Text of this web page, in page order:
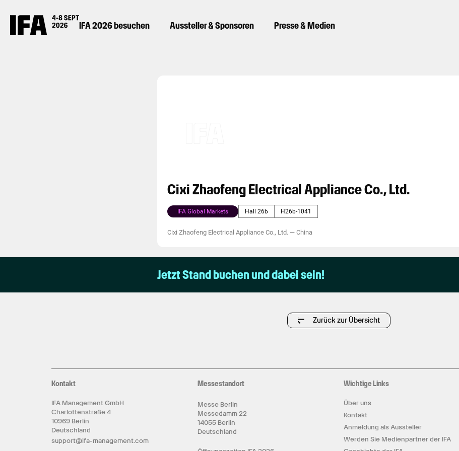
IFA 2026 besuchen Aussteller & Sponsoren Presse & Medien
Cixi Zhaofeng Electrical Appliance Co., Ltd.
IFA Global Markets Hall 26b H26b-1041
Cixi Zhaofeng Electrical Appliance Co., Ltd. — China
Jetzt Stand buchen und dabei sein!
Zurück zur Übersicht
Kontakt
IFA Management GmbH
Charlottenstraße 4
10969 Berlin
Deutschland
support@ifa-management.com
Messestandort
Messe Berlin
Messedamm 22
14055 Berlin
Deutschland
Wichtige Links
Über uns
Kontakt
Anmeldung als Aussteller
Werden Sie Medienpartner der IFA